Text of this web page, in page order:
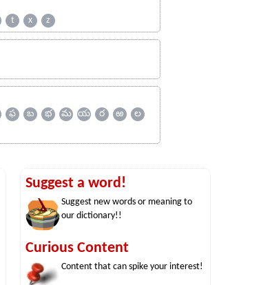
t x z
ఫ బ భ మ య ర ఱ
ల
Suggest a word!
Suggest new words or meaning to
our dictionary!!
Curious Content
Content that can spike your interest!